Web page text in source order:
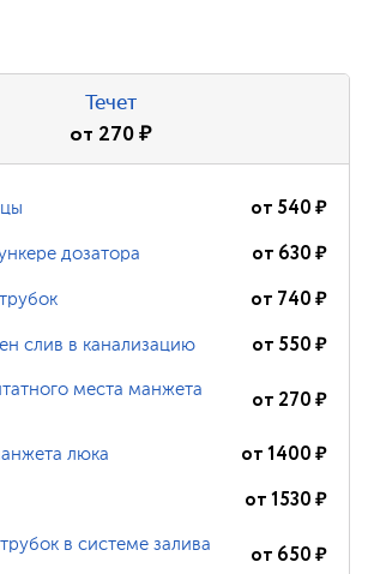
Течет
от 270₽
от 540₽
дозатора от 630₽
от 740₽
слив в канализацию от 550₽
места манжета
от 270₽
люка от1400₽
от1530₽
в системе залива
от 650₽